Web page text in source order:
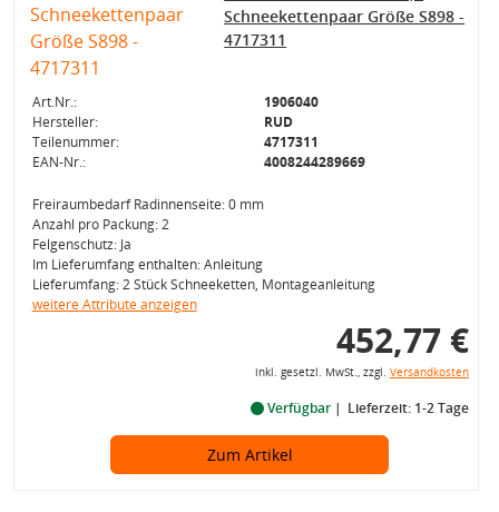
Schneekettenpaar Größe S898 -
4717311
Art.Nr.:
1906040
Hersteller:
RUD
Teilenummer:
4717311
EAN-Nr.:
4008244289669
Freiraumbedarf Radinnenseite: 0 mm
Anzahl pro Packung: 2
Felgenschutz: Ja
Im Lieferumfang enthalten: Anleitung
Lieferumfang: 2 Stück Schneeketten, Montageanleitung
weitere Attribute anzeigen
452,77 €
inkl. gesetzl. MwSt., zzgl. Versandkosten
Verfügbar Lieferzeit: 1-2 Tage
Zum Artikel